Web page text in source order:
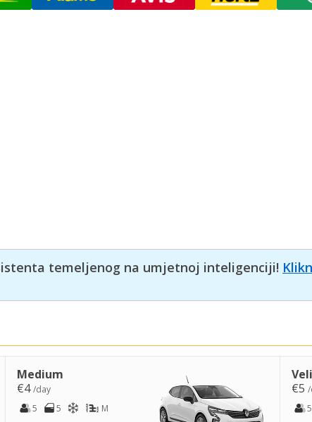
temeljenog na umjetnoj inteligenciji!
Medium
€4/day
5
5 M
€5
5